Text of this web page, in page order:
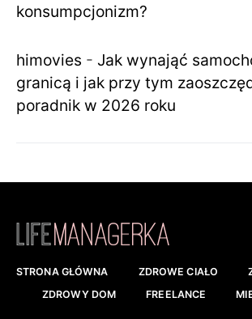
konsumpcjonizm?
himovies - Jak wynająć
granicą i jak przy tym
poradnik w 2026 roku
STRONA GŁÓWNA ZDROWE CIAŁO
ZDROWY DOM
FREELANCE